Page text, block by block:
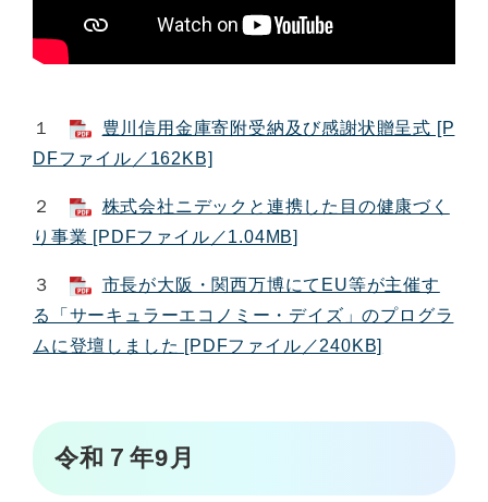
１
豊川信用金庫寄附受納及び感謝状贈呈式 [P
DFファイル／162KB]
２
株式会社ニデックと連携した目の健康づく
り事業 [PDFファイル／1.04MB]
３
市長が大阪・関西万博にてEU等が主催す
る「サーキュラーエコノミー・デイズ」のプログラ
ムに登壇しました [PDFファイル／240KB]
令和７年9月